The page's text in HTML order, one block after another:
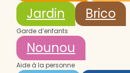
Jardin
Brico
Garde d’enfants
Nounou
Aide à la personne